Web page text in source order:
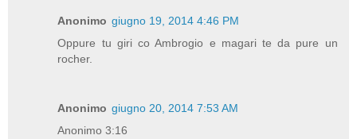
Anonimo giugno 19, 2014 4:46 PM
Oppure tu giri co Ambrogio e magari te da pure un
rocher.
Anonimo giugno 20, 2014 7:53 AM
Anonimo 3:16